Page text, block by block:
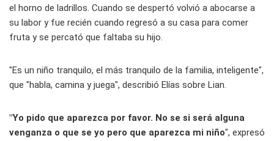
el horno de ladrillos. Cuando se despertó volvió a abocarse a
su labor y fue recién cuando regresó a su casa para comer
fruta y se percató que faltaba su hijo.
"Es un niño tranquilo, el más tranquilo de la familia, inteligente",
que "habla, camina y juega", describió Elías sobre Lian.
"Yo pido que aparezca por favor. No se si será alguna
venganza o que se yo pero que aparezca mi niño", expresó